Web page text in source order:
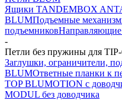
Ящики TANDEMBOX
BLUMПодъемные
подъемников
-
Петли без пружины для
Заглушки, ограничители,
BLUMОтветные планки к
TOP BLUMOTION с
MODUL без доводчика